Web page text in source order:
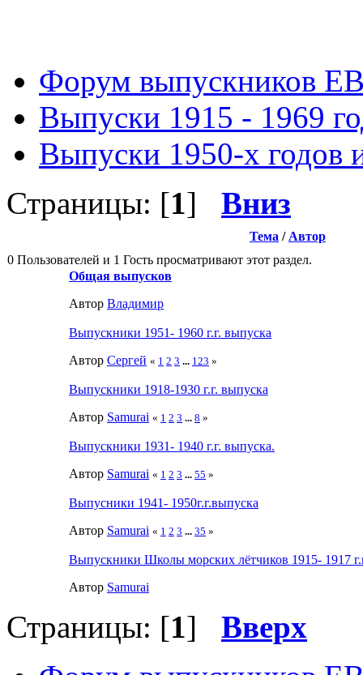
Форум выпускников
Выпуски 1915 - 1969
Выпуски 1950-х годов
Страницы: [1] Вниз
Тема / Автор
0 Пользователей и 1 Гость просматривают этот раздел.
Общая выпусков
Автор Влaдимир
Выпускники 1951- 1960 г.г. выпуска
Автор Сергей « 1 2 3 ... 123 »
Выпускники 1918-1930 г.г. выпуска
Автор Samurai « 1 2 3 ... 8 »
Выпускники 1931- 1940 г.г. выпуска.
Автор Samurai « 1 2 3 ... 55 »
Выпусники 1941- 1950г.г.выпуска
Автор Samurai « 1 2 3 ... 35 »
Выпускники Школы морских лётчиков 1915- 1917
Автор Samurai
Страницы: [1] Вверх